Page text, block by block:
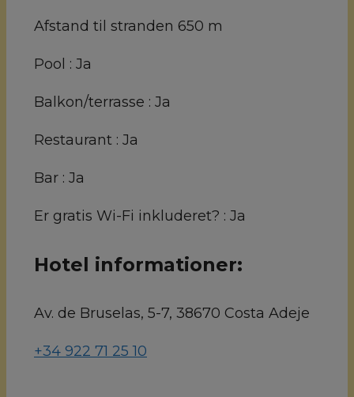
Afstand til stranden 650 m
Pool : Ja
Balkon/terrasse : Ja
Restaurant : Ja
Bar : Ja
Er gratis Wi-Fi inkluderet? : Ja
Hotel informationer:
Av. de Bruselas, 5-7, 38670 Costa Adeje
+34 922 71 25 10